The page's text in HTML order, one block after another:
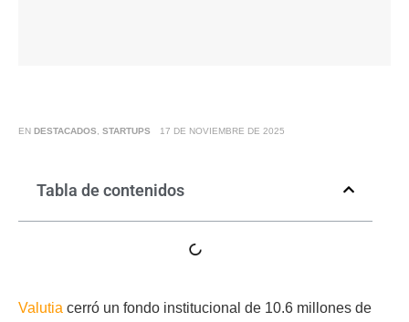
EN DESTACADOS STARTUPS 17 DE NOVIEMBRE DE 2025
Tabla de contenidos
Valutia cerró un fondo institucional de 10.6 millones de